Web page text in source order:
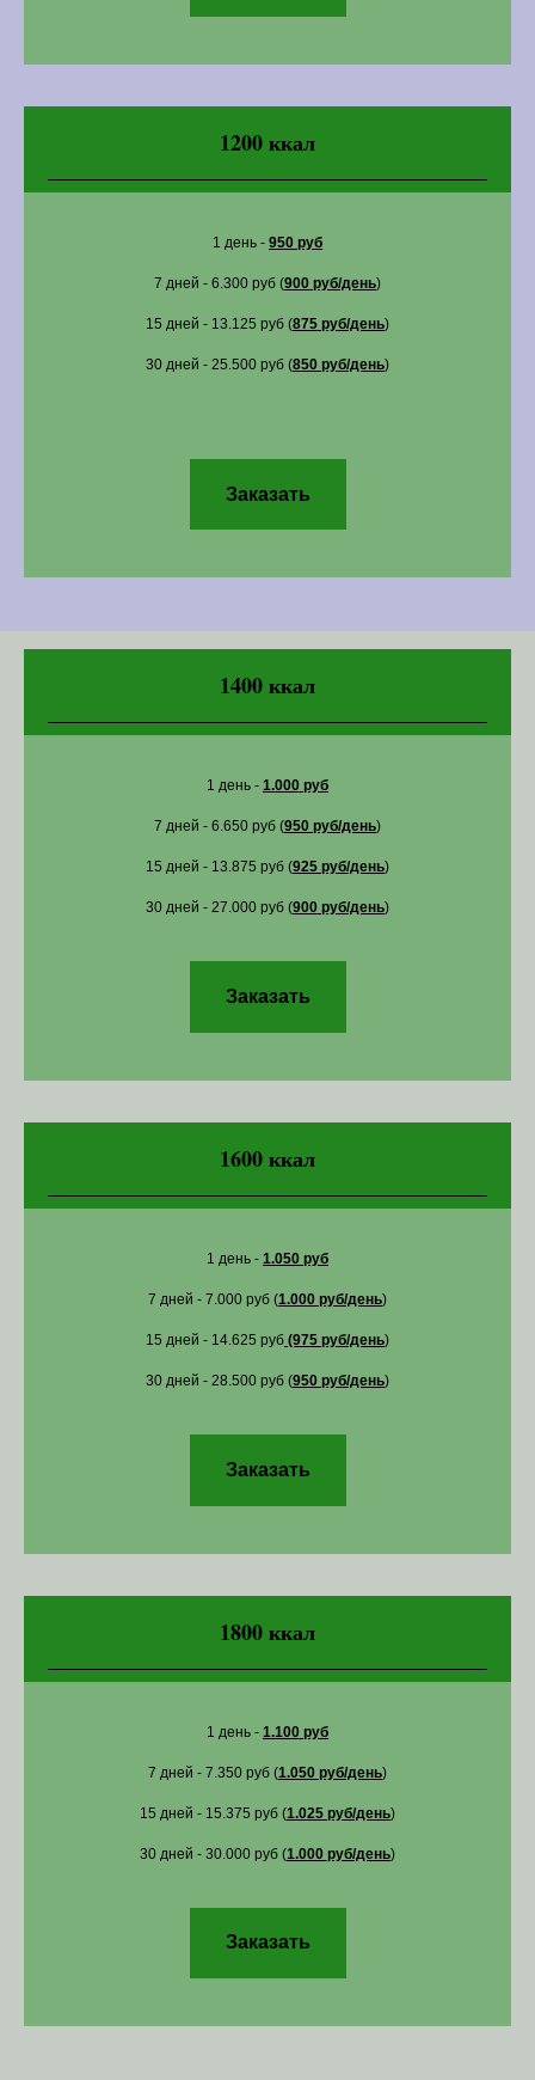
1200 ккал
1 день - 950 руб
7 дней - 6.300 руб (900 руб/день)
15 дней - 13.125 руб (875 руб/день)
30 дней - 25.500 руб (850 руб/день)
Заказать
1400 ккал
1 день - 1.000 руб
7 дней - 6.650 руб (950 руб/день)
15 дней - 13.875 руб (925 руб/день)
30 дней - 27.000 руб (900 руб/день)
Заказать
1600 ккал
1 день - 1.050 руб
7 дней - 7.000 руб (1.000 руб/день)
15 дней - 14.625 руб (975 руб/день)
30 дней - 28.500 руб (950 руб/день)
Заказать
1800 ккал
1 день - 1.100 руб
7 дней - 7.350 руб (1.050 руб/день)
15 дней - 15.375 руб (1.025 руб/день)
30 дней - 30.000 руб (1.000 руб/день)
Заказать